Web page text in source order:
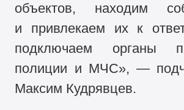
объектов, находим
и привлекаем их к
подключаем органы
полиции и МЧС», —
Максим Кудрявцев.